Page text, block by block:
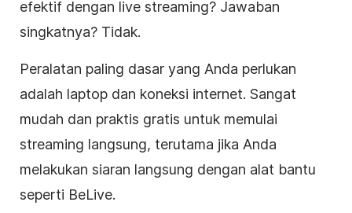
efektif dengan live streaming? Jawaban
singkatnya? Tidak.
Peralatan paling dasar yang Anda perlukan
adalah laptop dan koneksi internet. Sangat
mudah dan praktis gratis untuk memulai
streaming langsung, terutama jika Anda
melakukan siaran langsung dengan alat bantu
seperti BeLive.